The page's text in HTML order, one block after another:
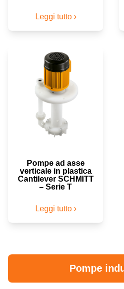
Leggi tutto ›
Pompe ad asse
verticale in plastica
Cantilever SCHMITT
– Serie T
Leggi tutto ›
Pompe